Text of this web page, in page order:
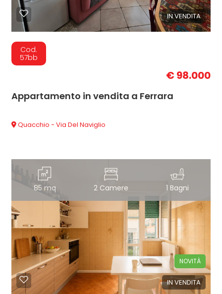
IN VENDITA
Cod.
57bb
€ 98.000
Appartamento in vendita a Ferrara
Quacchio - Via Del Naviglio
85 mq 2 Camere 1 Bagni
IN VENDITA
NOVITÀ